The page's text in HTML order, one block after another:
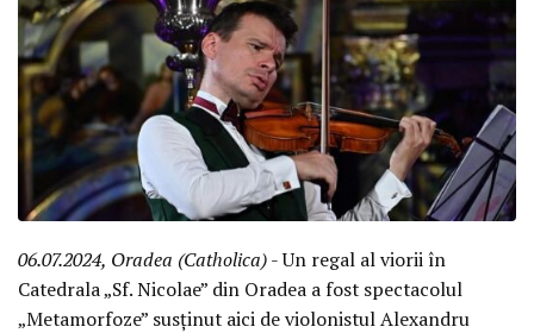
06.07.2024, Oradea (Catholica)- Un regal al viorii în
Catedrala „Sf. Nicolae” din Oradea a fost spectacolul
„Metamorfoze” susținut aici de violonistul Alexandru